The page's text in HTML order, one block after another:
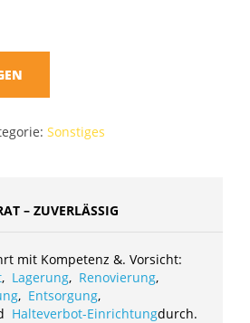
Sonstiges
– ZUVERLÄSSIG
mit Kompetenz &. Vorsicht:
, Lagerung, Renovierung,
, Entsorgung,
Halteverbot-Einrichtungdurch.